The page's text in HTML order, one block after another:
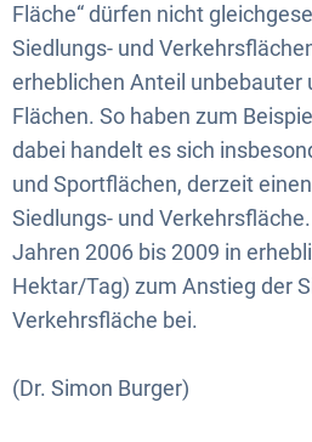
Fläche“ dürfen nicht
Siedlungs- und
erheblichen Anteil unbebauter
Flächen. So haben zum
dabei handelt es sich
und Sportflächen, derzeit
Siedlungs- und
Jahren 2006 bis 2009 in
Hektar/Tag) zum Anstieg der
Verkehrsfläche bei.
(Dr. Simon Burger)